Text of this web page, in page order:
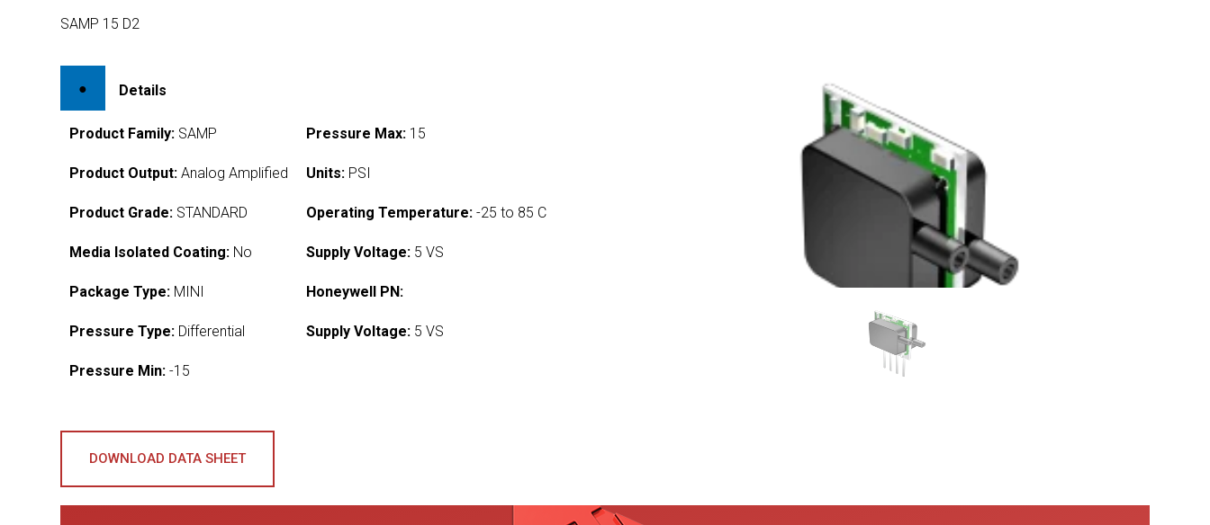
SAMP 15 D2
Details
Product Family: SAMP
Product Output: Analog Amplified
Product Grade: STANDARD
Media Isolated Coating: No
Package Type: MINI
Pressure Type: Differential
Pressure Min: -15
Pressure Max: 15
Units: PSI
Operating Temperature: -25 to 85 C
Supply Voltage: 5 VS
Honeywell PN:
Supply Voltage: 5 VS
DOWNLOAD DATA SHEET